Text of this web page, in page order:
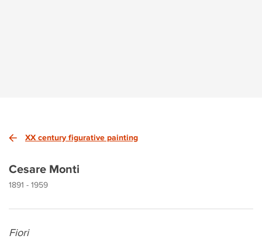
XX century figurative painting
Cesare Monti
1891 - 1959
Fiori